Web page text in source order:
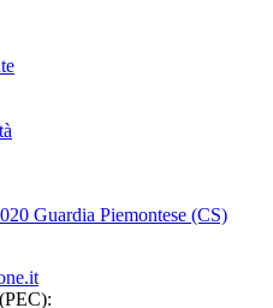
Guardia Piemontese (CS)